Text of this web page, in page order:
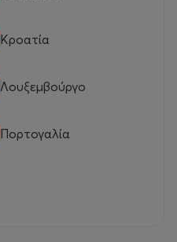
Κροατία
Λουξεμβούργο
Πορτογαλία